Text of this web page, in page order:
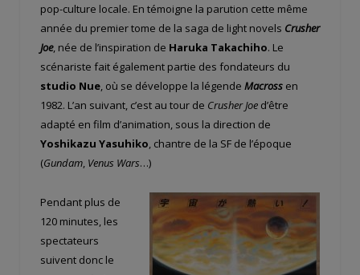
pop-culture locale. En témoigne la parution cette même
année du premier tome de la saga de light novels Crusher
Joe, née de l’inspiration de Haruka Takachiho. Le
scénariste fait également partie des fondateurs du
studio Nue, où se développe la légende Macross en
1982. L’an suivant, c’est au tour de Crusher Joe d’être
adapté en film d’animation, sous la direction de
Yoshikazu Yasuhiko, chantre de la SF de l’époque
(Gundam, Venus Wars…)
Pendant plus de
120 minutes, les
spectateurs
suivent donc le